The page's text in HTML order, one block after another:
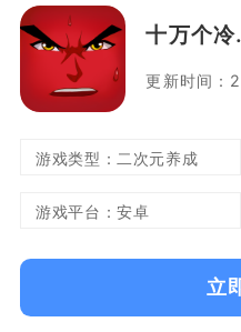
十
更新时间
游戏类型：二次元养成
游戏平台：安卓
立